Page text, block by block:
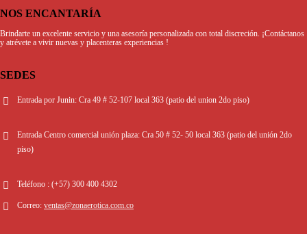
NOS ENCANTARÍA
Brindarte un excelente servicio y una asesoría personalizada con total discreción. ¡Contáctanos
y atrévete a vivir nuevas y placenteras experiencias !
SEDES
Entrada por Junin: Cra 49 # 52-107 local 363 (patio del union 2do piso)
Entrada Centro comercial unión plaza: Cra 50 # 52- 50 local 363 (patio del unión 2do
piso)
Teléfono : (+57) 300 400 4302
Correo: ventas@zonaerotica.com.co